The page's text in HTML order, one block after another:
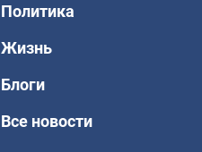
Политика
Жизнь
Блоги
Все новости